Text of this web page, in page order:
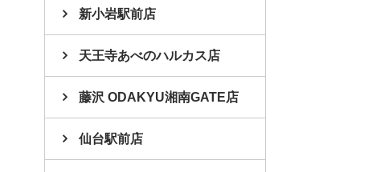
新小岩駅前店
天王寺あべのハルカス店
藤沢 ODAKYU湘南GATE店
仙台駅前店